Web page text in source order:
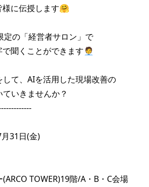
様に伝授します🤗
定の「経営者サロン」で
聞くことができます🧑‍💼
て、AIを活用した現場改善の
いきませんか？
31日(金)
TOWER)19階/A・B・C会場